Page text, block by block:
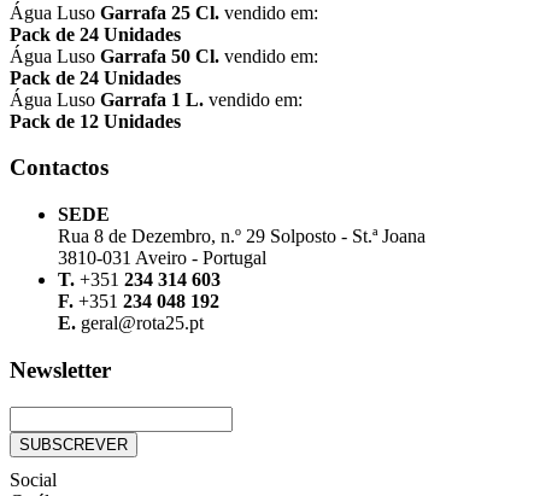
Água Luso Garrafa 25 Cl. vendido em:
Pack de 24 Unidades
Água Luso Garrafa 50 Cl. vendido em:
Pack de 24 Unidades
Água Luso Garrafa 1 L. vendido em:
Pack de 12 Unidades
Contactos
SEDE
Rua 8 de Dezembro, n.º 29 Solposto - St.ª Joana
3810-031 Aveiro - Portugal
T. +351 234 314 603
F. +351 234 048 192
E. geral@rota25.pt
Newsletter
Social